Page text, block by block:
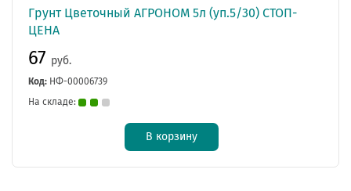
Грунт Цветочный АГРОНОМ 5л (уп.5/30) СТОП-
ЦЕНА
67 руб.
Код: НФ-00006739
На складе:
В корзину